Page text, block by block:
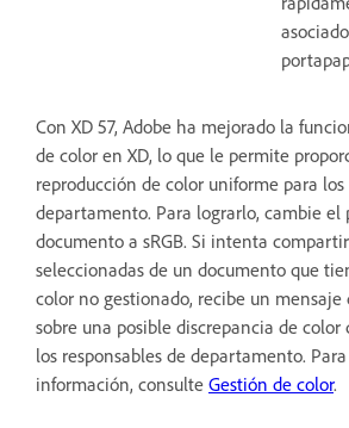
Con XD 57, Adobe ha mejorado la
de color en XD, lo que le permite
reproducción de color uniforme para los
departamento. Para lograrlo, cambie el
documento a sRGB. Si intenta
seleccionadas de un documento que
color no gestionado, recibe un mensaje
sobre una posible discrepancia de
los responsables de departamento.
información, consulte Gestión de color.